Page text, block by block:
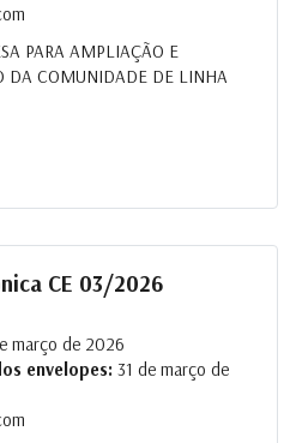
PARA AMPLIAÇÃO E
DA COMUNIDADE DE LINHA
CE 03/2026
março de 2026
envelopes: 31 de março de